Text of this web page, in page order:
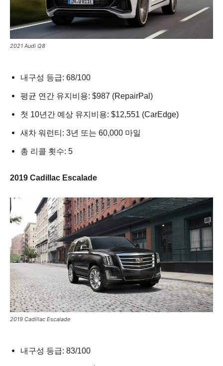
2021 Audi Q8
내구성 등급: 68/100
평균 연간 유지비용: $987 (RepairPal)
첫 10년간 예상 유지비용: $12,551 (CarEdge)
새차 워런티: 3년 또는 60,000 마일
총 리콜 횟수: 5
2019 Cadillac Escalade
2019 Cadillac Escalade
내구성 등급: 83/100